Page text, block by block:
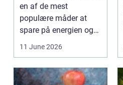
en af de mest
populære måder at
spare på energien og
få et bedre indeklima
11 June 2026